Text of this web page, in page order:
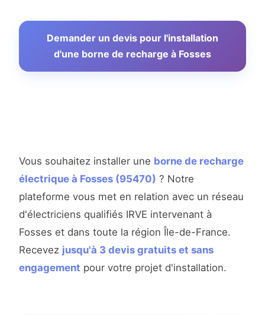
Demander un devis pour l'installation
d'une borne de recharge à Fosses
Vous souhaitez installer une borne de recharge
électrique à Fosses (95470) ? Notre
plateforme vous met en relation avec un réseau
d'électriciens qualifiés IRVE intervenant à
Fosses et dans toute la région Île-de-France.
Recevez jusqu'à 3 devis gratuits et sans
engagement pour votre projet d'installation.